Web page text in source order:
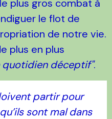
plus gros combat à
le flot de
de notre vie.
plus en plus
quotidien déceptif".
partir pour
sont mal dans